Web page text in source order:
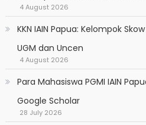
4 August 2026
KKN IAIN Papua: Kelompok
UGM dan Uncen
4 August 2026
Para Mahasiswa PGMI IAIN
Google Scholar
28 July 2026